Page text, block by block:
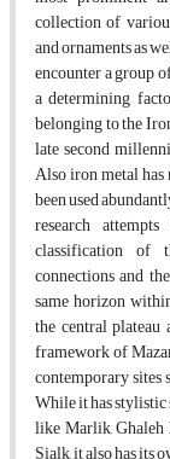
collection of
and ornaments as
encounter a group
a determining
belonging to the
late second
Also iron metal
been used
research
classification of
connections and
same horizon
the central
framework of
contemporary sites
While it has
like Marlik, Ghaleh